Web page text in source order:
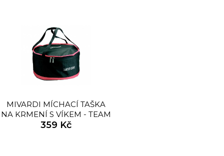
MIVARDI MÍCHACÍ TAŠKA
NA KRMENÍ S VÍKEM - TEAM
XL 40CM
359 Kč